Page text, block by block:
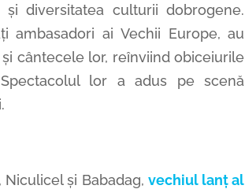
diversitatea culturii dobrogene.
ambasadori ai Vechii Europe, au
cântecele lor, reînviind obiceiurile
lor a adus pe scenă
Niculicel și Babadag, vechiul lanț al